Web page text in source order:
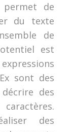
de
du texte
de
est
sont des
des
des